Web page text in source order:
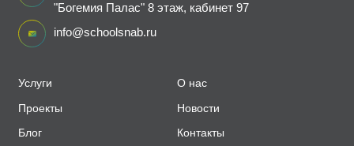
Услуги
Проекты
Блог
О нас
Новости
Контакты
"Богемия Палас" 8 этаж, кабинет 97
info@schoolsnab.ru